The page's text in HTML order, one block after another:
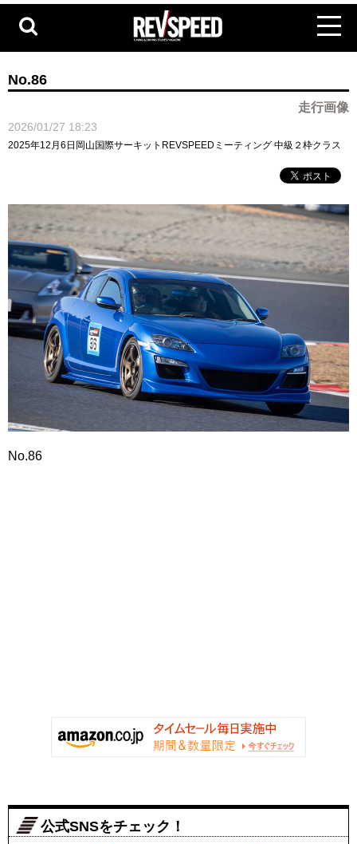
No.86
走行画像
2026/01/27 18:23
2025年12月6日岡山国際サーキットREVSPEEDミーティング 中級２枠クラス
No.86
公式SNSをチェック！